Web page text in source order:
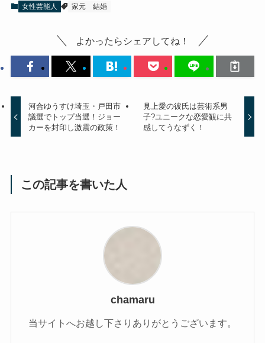
女性芸能人 家元 結婚
よかったらシェアしてね！
河合ゆうすけ埼玉・戸田市
議選でトップ当選！ジョー
カーを封印し激震の政策！
見上愛の彼氏は芸術系男
子?ユニークな恋愛観に共
感してうなずく！
この記事を書いた人
chamaru
当サイトへお越し下さりありがとうございます。